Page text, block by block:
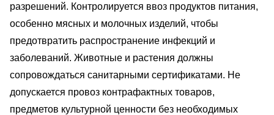
разрешений. Контролируется ввоз продуктов питания,
особенно мясных и молочных изделий, чтобы
предотвратить распространение инфекций и
заболеваний. Животные и растения должны
сопровождаться санитарными сертификатами. Не
допускается провоз контрафактных товаров,
предметов культурной ценности без необходимых